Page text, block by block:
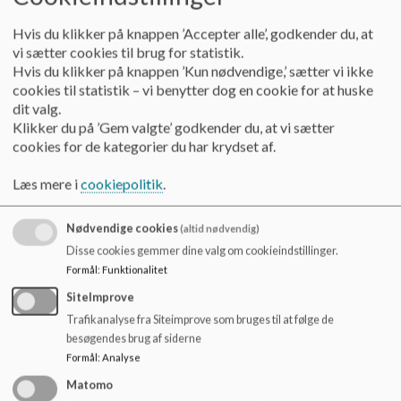
uanset elevens handicap. En fortsat prioritering af bevægelse
om morgenen, efter en længere tur i bus, eller efter op til 1 ½
time i morgen-SFO, giver fortsat rigtig god mening for langt
de fleste elever. Den enkelte klasse (lærerne) vurderer selv,
med udgangspunkt i det ovenstående, hvor meget tiden til
bevægelse pr. dag i gennemsnit prioriteres.
Vestermarkskolen udfolder idræt og bevægelse på
mange forskellige måder.
Herunder kan nævnes:
Idræt
Sansemotorik og sanseintegration (samspil mellem sanser,
hjerne og krop)
Gode udendørsfaciliteter på skolen (herunder bl.a. legeplads,
skovområde og multibane)
Svømning (Svømmecenter Vesthimmerland i Aars, hvor der
også er et varmtvandsbassin)
Ridning (Rideklubben Birken i Skringstrup, der tilbydes
ridefysioterapi)
Hvis du klikker på knappen ’Accepter alle’, godkender du, at
vi sætter cookies til brug for statistik.
Hvis du klikker på knappen ’Kun nødvendige,’ sætter vi ikke
cookies til statistik – vi benytter dog en cookie for at huske
dit valg.
Klikker du på ’Gem valgte’ godkender du, at vi sætter
cookies for de kategorier du har krydset af.
Læs mere icookiepolitik.
Nødvendige cookies(altid nødvendig)
Disse cookies gemmer dine valg om cookieindstillinger.
Formål: Funktionalitet
SiteImprove
Trafikanalyse fra Siteimprove som bruges til at følge de
besøgendes brug af siderne
Formål: Analyse
Matomo